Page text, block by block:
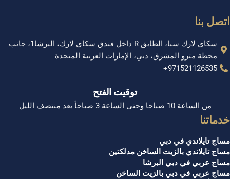
بنا
سكاي لارك سبا، الطابق R داخل فندق سكاي لارك، البرشا1، جانب
محطة مترو المشرق، دبي، الإمارات العربية المتحدة
971521126535+
توقيت الفتح
من الساعة 10 صباحا وحتى الساعة 3 صباحاً بعد منتصف الليل
تايلاندي في دبي
تايلاندي بالزيت الساخن مدلكتين
عربي في دبي البرشا
عربي في دبي بالزيت الساخن